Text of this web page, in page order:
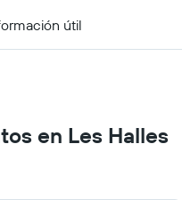
útil
en Les Halles